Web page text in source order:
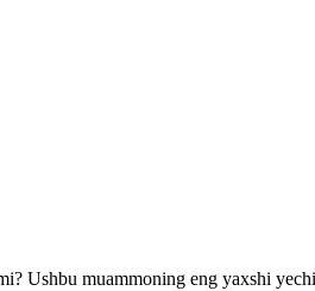
Ushbu muammoning eng yaxshi